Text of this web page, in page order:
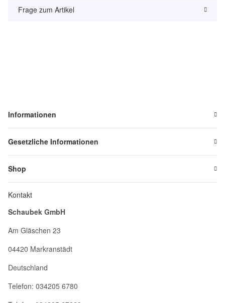
Frage zum Artikel
Informationen
Gesetzliche Informationen
Shop
Kontakt
Schaubek GmbH
Am Gläschen 23
04420 Markranstädt
Deutschland
Telefon: 034205 6780